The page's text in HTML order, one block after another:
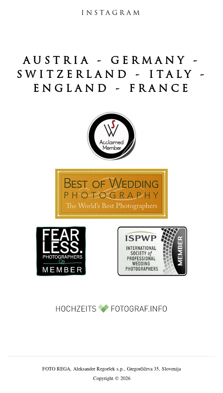
INSTAGRAM
AUSTRIA - GERMANY -
SWITZERLAND - ITALY -
ENGLAND - FRANCE
FOTO REGA, Aleksander Regoršek s.p., Gregorčičeva 35, Slovenija
Copyright © 2026